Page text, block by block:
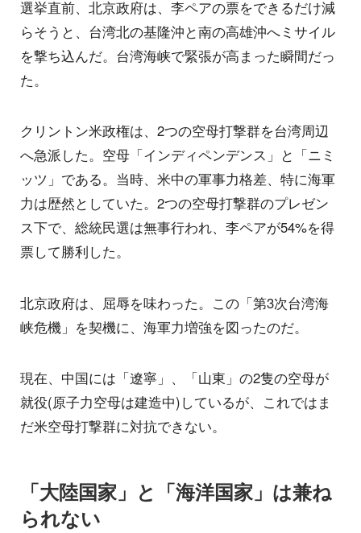
選挙直前、北京政府は、李ペアの票をできるだけ減
らそうと、台湾北の基隆沖と南の高雄沖へミサイル
を撃ち込んだ。台湾海峡で緊張が高まった瞬間だっ
た。
クリントン米政権は、2つの空母打撃群を台湾周辺
へ急派した。空母「インディペンデンス」と「ニミ
ッツ」である。当時、米中の軍事力格差、特に海軍
力は歴然としていた。2つの空母打撃群のプレゼン
ス下で、総統民選は無事行われ、李ペアが54%を得
票して勝利した。
北京政府は、屈辱を味わった。この「第3次台湾海
峡危機」を契機に、海軍力増強を図ったのだ。
現在、中国には「遼寧」、「山東」の2隻の空母が
就役(原子力空母は建造中)しているが、これではま
だ米空母打撃群に対抗できない。
「大陸国家」と「海洋国家」は兼ね
られない